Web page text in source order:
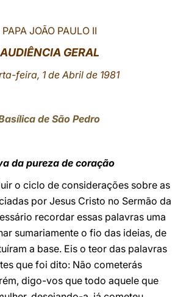
LATINE
PAPA JOÃO PAULO II
AUDIÊNCIA GERAL
feira, 1 de Abril de 1981
de São Pedro
da pureza de coração
o ciclo de considerações sobre as
por Jesus Cristo no Sermão da
recordar essas palavras uma
sumariamente o fio das ideias, de
a base. Eis o teor das palavras
que foi dito: Não cometerás
digo-vos que todo aquele que